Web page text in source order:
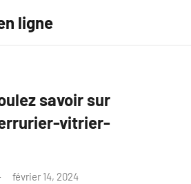
ligne
savoir sur
vitrier-
février 14, 2024